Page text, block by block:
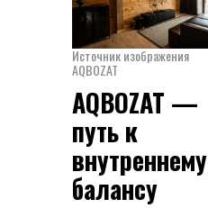
Источник изображения
AQBOZAT
AQBOZAT —
путь к
внутреннему
балансу